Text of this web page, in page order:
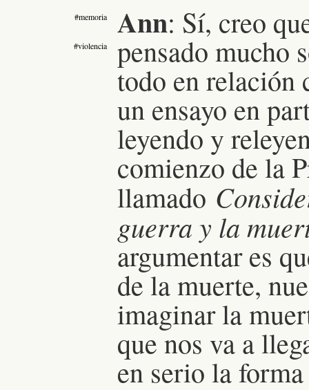
Ann:
#memoria
#violencia
Sí, creo
pensado mucho
todo en relación
un ensayo en
leyendo y
comienzo de la
llamado
guerra y la
argumentar es
de la muerte,
imaginar la
que nos va a
en serio la